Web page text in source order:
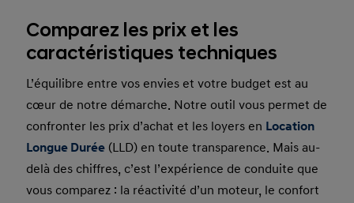
Comparez les prix et les
caractéristiques techniques
L’équilibre entre vos envies et votre budget est au
cœur de notre démarche. Notre outil vous permet de
confronter les prix d’achat et les loyers en Location
Longue Durée (LLD) en toute transparence. Mais au-
delà des chiffres, c’est l’expérience de conduite que
vous comparez : la réactivité d’un moteur, le confort